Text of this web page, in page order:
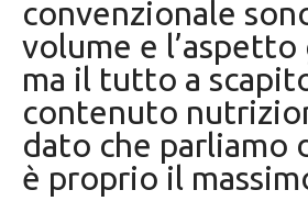
convenzionale
volume e
ma il tutto a
contenuto
dato che parliamo
è proprio il